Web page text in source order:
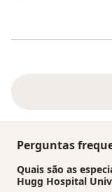
Perguntas
Quais são as
Hugg Hospital